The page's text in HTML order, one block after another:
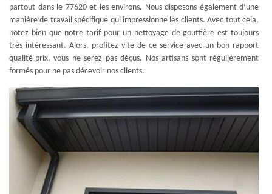
partout dans le 77620 et les environs. Nous disposons également d’une
manière de travail spécifique qui impressionne les clients. Avec tout cela,
notez bien que notre tarif pour un nettoyage de gouttière est toujours
très intéressant. Alors, profitez vite de ce service avec un bon rapport
qualité-prix, vous ne serez pas déçus. Nos artisans sont régulièrement
formés pour ne pas décevoir nos clients.